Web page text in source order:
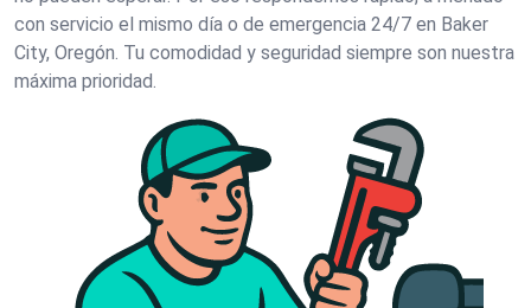
con servicio el mismo día o de emergencia 24/7 en Baker
City, Oregón. Tu comodidad y seguridad siempre son nuestra
máxima prioridad.